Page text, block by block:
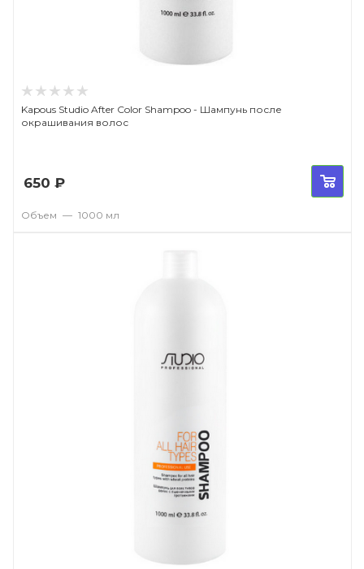
Kapous Studio After Color Shampoo - Шампунь после
окрашивания волос
650 ₽
Объем — 1000 мл